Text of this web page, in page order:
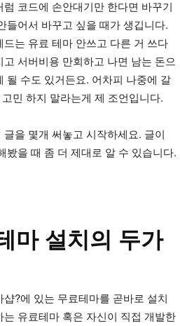
코드에 손안대기만 한다면 바꾸기
들어서 바꾸고 싶을 때가 생깁니다.
는 유료 테마 안쓰고 다른 거 쓰다
서버비용 만회하고 나면 남는 돈으
될 수도 있거든요. 어차피 나중에 갈
민 하지 말라는게 제 조언입니다.
을 몇개 써놓고 시작하세요. 글이
봤을 때 좀 더 제대로 알 수 있습니다.
마 설치의 두가
?에 있는 무료테마를 곧바로 설치
유료테마 혹은 자신이 직접 개발한